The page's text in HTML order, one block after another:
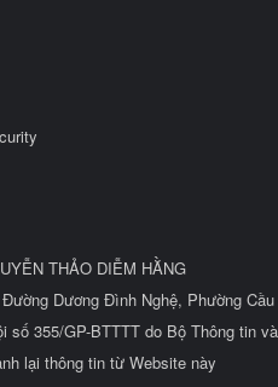
THẢO DIỄM HẰNG
Dương Đình Nghệ, Phường
số 355/GP-BTTTT do Bộ Thông tin
lại thông tin từ Website này